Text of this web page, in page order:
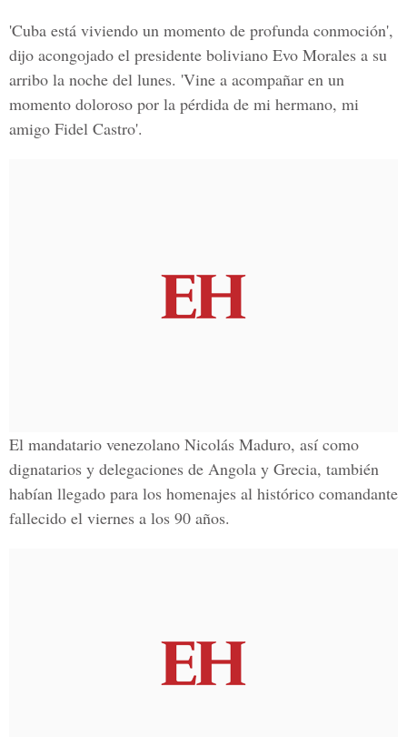
'Cuba está viviendo un momento de profunda conmoción',
dijo acongojado el presidente boliviano Evo Morales a su
arribo la noche del lunes. 'Vine a acompañar en un
momento doloroso por la pérdida de mi hermano, mi
amigo Fidel Castro'.
El mandatario venezolano Nicolás Maduro, así como
dignatarios y delegaciones de Angola y Grecia, también
habían llegado para los homenajes al histórico comandante
fallecido el viernes a los 90 años.